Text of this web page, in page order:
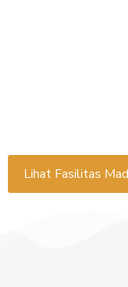
Lihat Fasilitas